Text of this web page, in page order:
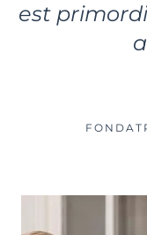
est